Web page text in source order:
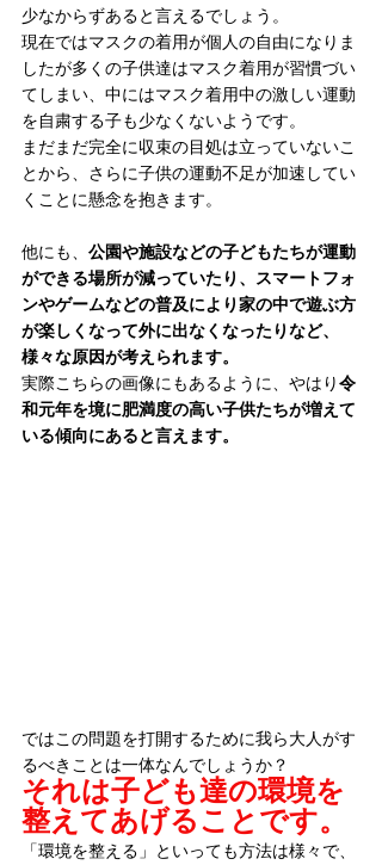
少なからずあると言えるでしょう。
現在ではマスクの着用が個人の自由になりま
したが多くの子供達はマスク着用が習慣づい
てしまい、中にはマスク着用中の激しい運動
を自粛する子も少なくないようです。
まだまだ完全に収束の目処は立っていないこ
とから、さらに子供の運動不足が加速してい
くことに懸念を抱きます。
他にも、 公園や施設などの子どもたちが運動
ができる場所が減っていたり、スマートフォ
ンやゲームなどの普及により家の中で遊ぶ方
が楽しくなって外に出なくなったりなど、
様々な原因が考えられます。
実際こちらの画像にもあるように、やはり令
和元年を境に肥満度の高い子供たちが増えて
いる傾向にあると言えます。
ではこの問題を打開するために我ら大人がす
るべきことは一体なんでしょうか？
それは子ども達の環境を
整えてあげることです。
「環境を整える」といっても方法は様々で、